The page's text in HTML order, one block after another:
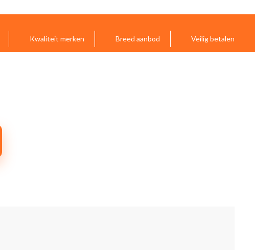
Kwaliteit merken Breed aanbod Veilig betalen